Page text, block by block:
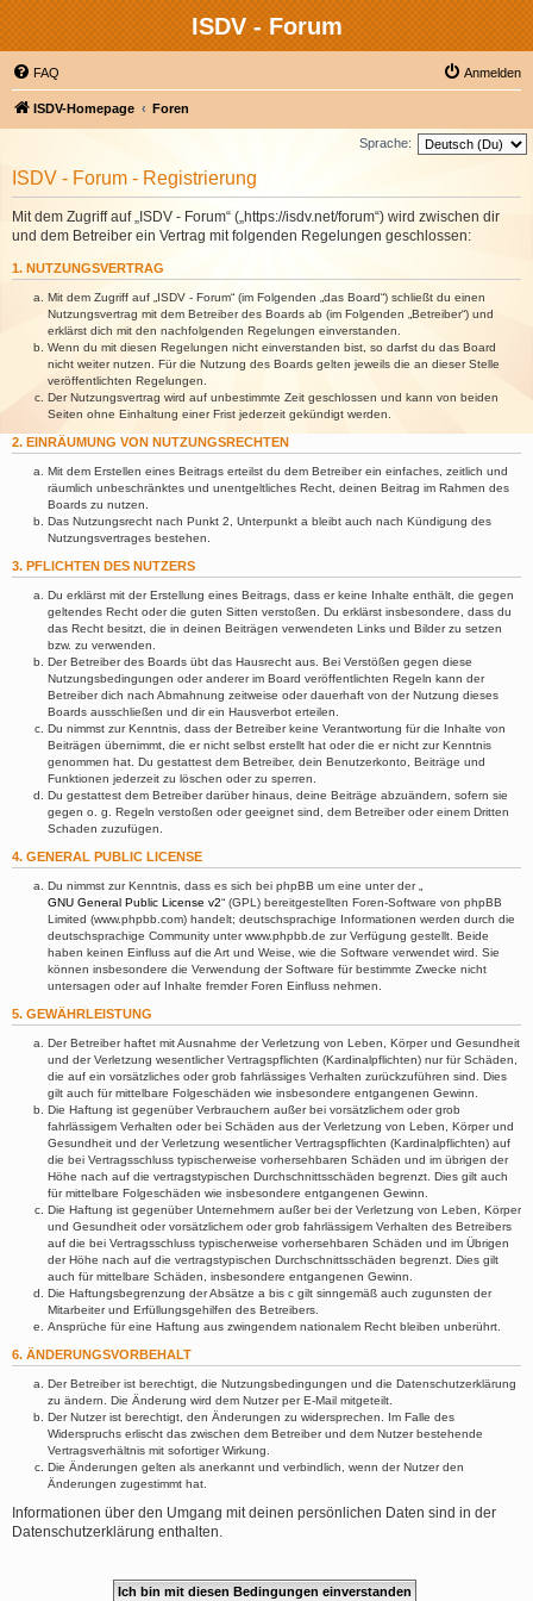
ISDV - Forum
FAQ Anmelden
ISDV-Homepage Foren
Sprache:
ISDV - Forum - Registrierung
Mit dem Zugriff auf „ISDV - Forum“ („https://isdv.net/forum“) wird zwischen dir
und dem Betreiber ein Vertrag mit folgenden Regelungen geschlossen:
1. NUTZUNGSVERTRAG
Mit dem Zugriff auf „ISDV - Forum“ (im Folgenden „das Board“) schließt du einen
Nutzungsvertrag mit dem Betreiber des Boards ab (im Folgenden „Betreiber“) und
erklärst dich mit den nachfolgenden Regelungen einverstanden.
Wenn du mit diesen Regelungen nicht einverstanden bist, so darfst du das Board
nicht weiter nutzen. Für die Nutzung des Boards gelten jeweils die an dieser Stelle
veröffentlichten Regelungen.
Der Nutzungsvertrag wird auf unbestimmte Zeit geschlossen und kann von beiden
Seiten ohne Einhaltung einer Frist jederzeit gekündigt werden.
2. EINRÄUMUNG VON NUTZUNGSRECHTEN
Mit dem Erstellen eines Beitrags erteilst du dem Betreiber ein einfaches, zeitlich und
räumlich unbeschränktes und unentgeltliches Recht, deinen Beitrag im Rahmen des
Boards zu nutzen.
Das Nutzungsrecht nach Punkt 2, Unterpunkt a bleibt auch nach Kündigung des
Nutzungsvertrages bestehen.
3. PFLICHTEN DES NUTZERS
Du erklärst mit der Erstellung eines Beitrags, dass er keine Inhalte enthält, die gegen
geltendes Recht oder die guten Sitten verstoßen. Du erklärst insbesondere, dass du
das Recht besitzt, die in deinen Beiträgen verwendeten Links und Bilder zu setzen
bzw. zu verwenden.
Der Betreiber des Boards übt das Hausrecht aus. Bei Verstößen gegen diese
Nutzungsbedingungen oder anderer im Board veröffentlichten Regeln kann der
Betreiber dich nach Abmahnung zeitweise oder dauerhaft von der Nutzung dieses
Boards ausschließen und dir ein Hausverbot erteilen.
Du nimmst zur Kenntnis, dass der Betreiber keine Verantwortung für die Inhalte von
Beiträgen übernimmt, die er nicht selbst erstellt hat oder die er nicht zur Kenntnis
genommen hat. Du gestattest dem Betreiber, dein Benutzerkonto, Beiträge und
Funktionen jederzeit zu löschen oder zu sperren.
Du gestattest dem Betreiber darüber hinaus, deine Beiträge abzuändern, sofern sie
gegen o. g. Regeln verstoßen oder geeignet sind, dem Betreiber oder einem Dritten
Schaden zuzufügen.
4. GENERAL PUBLIC LICENSE
Du nimmst zur Kenntnis, dass es sich bei phpBB um eine unter der „
GNU General Public License v2“ (GPL) bereitgestellten Foren-Software von phpBB
Limited (www.phpbb.com) handelt; deutschsprachige Informationen werden durch die
deutschsprachige Community unter www.phpbb.de zur Verfügung gestellt. Beide
haben keinen Einfluss auf die Art und Weise, wie die Software verwendet wird. Sie
können insbesondere die Verwendung der Software für bestimmte Zwecke nicht
untersagen oder auf Inhalte fremder Foren Einfluss nehmen.
5. GEWÄHRLEISTUNG
Der Betreiber haftet mit Ausnahme der Verletzung von Leben, Körper und Gesundheit
und der Verletzung wesentlicher Vertragspflichten (Kardinalpflichten) nur für Schäden,
die auf ein vorsätzliches oder grob fahrlässiges Verhalten zurückzuführen sind. Dies
gilt auch für mittelbare Folgeschäden wie insbesondere entgangenen Gewinn.
Die Haftung ist gegenüber Verbrauchern außer bei vorsätzlichem oder grob
fahrlässigem Verhalten oder bei Schäden aus der Verletzung von Leben, Körper und
Gesundheit und der Verletzung wesentlicher Vertragspflichten (Kardinalpflichten) auf
die bei Vertragsschluss typischerweise vorhersehbaren Schäden und im übrigen der
Höhe nach auf die vertragstypischen Durchschnittsschäden begrenzt. Dies gilt auch
für mittelbare Folgeschäden wie insbesondere entgangenen Gewinn.
Die Haftung ist gegenüber Unternehmern außer bei der Verletzung von Leben, Körper
und Gesundheit oder vorsätzlichem oder grob fahrlässigem Verhalten des Betreibers
auf die bei Vertragsschluss typischerweise vorhersehbaren Schäden und im Übrigen
der Höhe nach auf die vertragstypischen Durchschnittsschäden begrenzt. Dies gilt
auch für mittelbare Schäden, insbesondere entgangenen Gewinn.
Die Haftungsbegrenzung der Absätze a bis c gilt sinngemäß auch zugunsten der
Mitarbeiter und Erfüllungsgehilfen des Betreibers.
Ansprüche für eine Haftung aus zwingendem nationalem Recht bleiben unberührt.
6. ÄNDERUNGSVORBEHALT
Der Betreiber ist berechtigt, die Nutzungsbedingungen und die Datenschutzerklärung
zu ändern. Die Änderung wird dem Nutzer per E-Mail mitgeteilt.
Der Nutzer ist berechtigt, den Änderungen zu widersprechen. Im Falle des
Widerspruchs erlischt das zwischen dem Betreiber und dem Nutzer bestehende
Vertragsverhältnis mit sofortiger Wirkung.
Die Änderungen gelten als anerkannt und verbindlich, wenn der Nutzer den
Änderungen zugestimmt hat.
Informationen über den Umgang mit deinen persönlichen Daten sind in der
Datenschutzerklärung enthalten.